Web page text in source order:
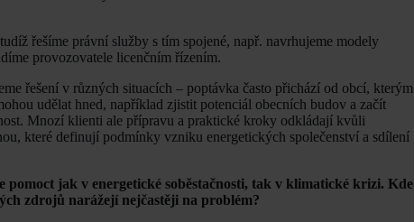
řešíme právní služby s tím spojené, např. navrhujeme modely
provozovatele licenčním řízením.
řešení v různých situacích – poptávka často přichází od obcí, kterým
udělat hned, například zjistit potenciál obecních budov a začít
Mnozí klienti ale přípravu a praktické kroky odkládají kvůli
které definují podmínky vzniku energetických společenství a sdílení
jak v energetické soběstačnosti, tak v klimatické krizi. Kde
zdrojů narážejí nejčastěji na problém?